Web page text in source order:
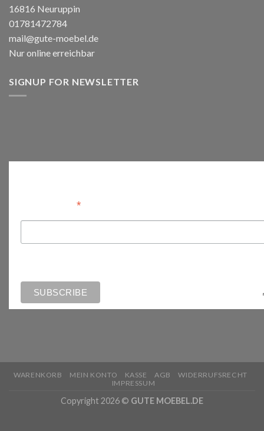
16816 Neuruppin
01781472784
mail@gute-moebel.de
Nur online erreichbar
SIGNUP FOR NEWSLETTER
*
WARENKORB MEIN KONTO KASSE AGB
WIDERRUFSRECHT
IMPRESSUM
Copyright 2026 © GUTE MOEBEL.DE